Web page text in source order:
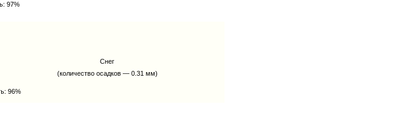
97%
Cнег
(количество осадков — 0.31 мм)
96%